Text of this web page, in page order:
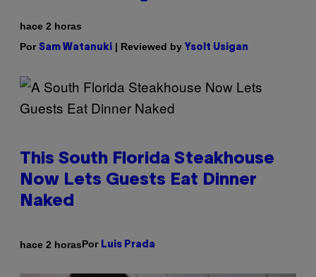
hace 2 horas
Por Sam Watanuki | Reviewed by Ysolt Usigan
This South Florida Steakhouse
Now Lets Guests Eat Dinner
Naked
hace 2 horasPor Luis Prada